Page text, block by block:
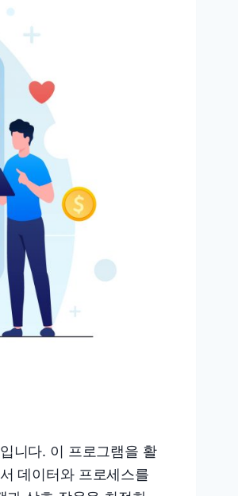
니다. 이 프로그램을 활
데이터와 프로세스를